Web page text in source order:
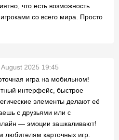
что есть возможность
со всего мира. Просто
August 2025 19:45
игра на мобильном!
интерфейс, быстрое
элементы делают её
с друзьями или с
— эмоции зашкаливают!
любителям карточных игр.